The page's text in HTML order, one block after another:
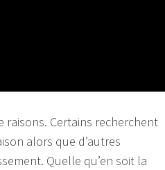
raisons. Certains recherchent
alors que d’autres
Quelle qu’en soit la